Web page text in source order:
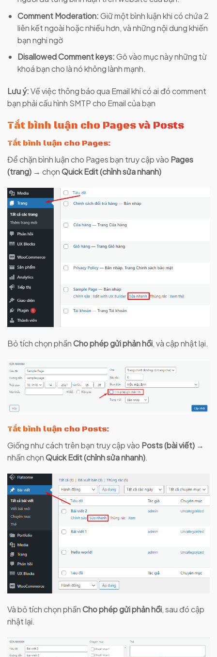
Comment Moderation:Giữ một bình luận khi có chứa 2
liên kết ngoài hoặc nhiều hơn, và những nội dung khiến
bạn nghi ngờ
Disallowed Comment keys:Gõ vào mục này những từ
khoá bạn cho là nó không lành mạnh.
Lưu ý:Về việc thông báo qua Email khi có ai đó comment
bạn phải cấu hình SMTP cho Email của bạn
Tắt bình luận cho Pages và Posts
Tắt bình luận cho Pages:
Để chặn bình luận cho Pages bạn truy cập vào Pages
(trang) → chọnQuick Edit (chỉnh sửa nhanh)
Bỏ tích chọn phầnCho phép gửi phản hồi, và cập nhật lại.
Tắt bình luận cho Posts:
Giống như cách trên bạn truy cập vào Posts (bài viết) →
nhấn chọnQuick Edit (chỉnh sửa nhanh).
Và bỏ tích chọn phầnCho phép gửi phản hồi, sau đó cập
nhật lại.